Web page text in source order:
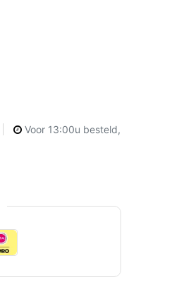
Voor 13:00u besteld,